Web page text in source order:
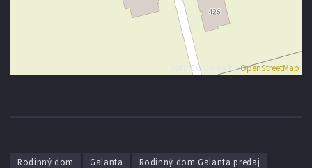
Data CC-By-SA byOpenStreetMap
Rodinný dom Galanta Rodinný dom Galanta predaj